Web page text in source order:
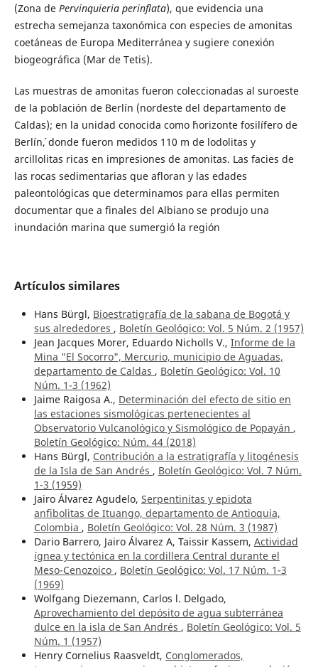
(Zona de Pervinquieria perinflata), que evidencia una
estrecha semejanza taxonómica con especies de amonitas
coetáneas de Europa Mediterránea y sugiere conexión
biogeográfica (Mar de Tetis).
Las muestras de amonitas fueron coleccionadas al suroeste
de la población de Berlín (nordeste del departamento de
Caldas); en la unidad conocida como ´horizonte fosilífero de
Berlín´, donde fueron medidos 110 m de lodolitas y
arcillolitas ricas en impresiones de amonitas. Las facies de
las rocas sedimentarias que afloran y las edades
paleontológicas que determinamos para ellas permiten
documentar que a finales del Albiano se produjo una
inundación marina que sumergió la región
Artículos similares
Hans Bürgl, Bioestratigrafía de la sabana de Bogotá y
sus alrededores , Boletín Geológico: Vol. 5 Núm. 2 (1957)
Jean Jacques Morer, Eduardo Nicholls V., Informe de la
Mina "El Socorro", Mercurio, municipio de Aguadas,
departamento de Caldas , Boletín Geológico: Vol. 10
Núm. 1-3 (1962)
Jaime Raigosa A., Determinación del efecto de sitio en
las estaciones sismológicas pertenecientes al
Observatorio Vulcanológico y Sismológico de Popayán ,
Boletín Geológico: Núm. 44 (2018)
Hans Bürgl, Contribución a la estratigrafía y litogénesis
de la Isla de San Andrés , Boletín Geológico: Vol. 7 Núm.
1-3 (1959)
Jairo Álvarez Agudelo, Serpentinitas y epidota
anfibolitas de Ituango, departamento de Antioquia,
Colombia , Boletín Geológico: Vol. 28 Núm. 3 (1987)
Dario Barrero, Jairo Álvarez A, Taissir Kassem, Actividad
ígnea y tectónica en la cordillera Central durante el
Meso-Cenozoico , Boletín Geológico: Vol. 17 Núm. 1-3
(1969)
Wolfgang Diezemann, Carlos l. Delgado,
Aprovechamiento del depósito de agua subterránea
dulce en la isla de San Andrés , Boletín Geológico: Vol. 5
Núm. 1 (1957)
Henry Cornelius Raasveldt, Conglomerados,